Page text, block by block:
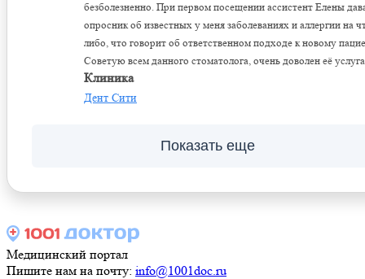
безболезненно. При первом посещении ассистент Елены
опросник об известных у меня заболеваниях и аллергии​ на
либо, что говорит об ответственном подходе к новому
Советую всем данного стоматолога, очень доволен её
Клиника
Дент Сити
Показать еще
Медицинский портал
Пишите нам на почту: info@1001doc.ru